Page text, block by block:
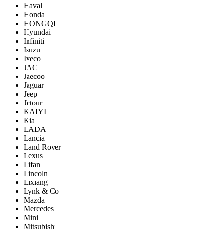
Haval
Honda
HONGQI
Hyundai
Infiniti
Isuzu
Iveco
JAC
Jaecoo
Jaguar
Jeep
Jetour
KAIYI
Kia
LADA
Lancia
Land Rover
Lexus
Lifan
Lincoln
Lixiang
Lynk & Co
Mazda
Mercedes
Mini
Mitsubishi